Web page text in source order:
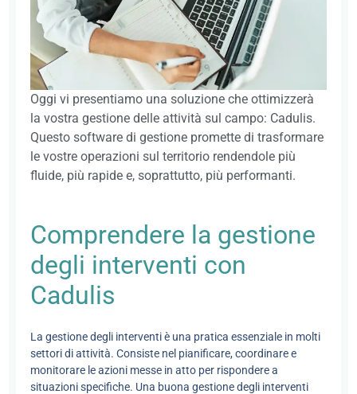
Oggi vi presentiamo una soluzione che ottimizzerà
la vostra gestione delle attività sul campo: Cadulis.
Questo software di gestione promette di trasformare
le vostre operazioni sul territorio rendendole più
fluide, più rapide e, soprattutto, più performanti.
Comprendere la gestione
degli interventi con
Cadulis
La gestione degli interventi è una pratica essenziale in molti
settori di attività. Consiste nel pianificare, coordinare e
monitorare le azioni messe in atto per rispondere a
situazioni specifiche. Una buona gestione degli interventi